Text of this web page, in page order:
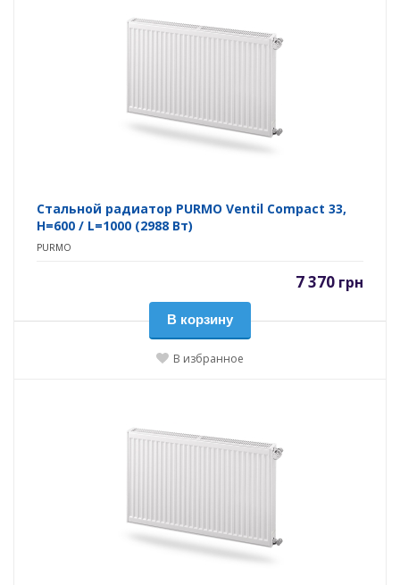
Стальной радиатор PURMO Ventil Compact 33,
H=600 / L=1000 (2988 Вт)
PURMO
7 370 грн
В корзину
В избранное